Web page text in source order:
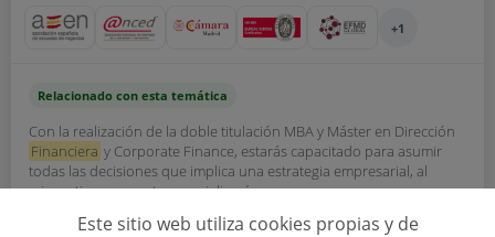
+1
Relacionado con esta temática
Con la realización de la doble titulación MBA y Máster en Dirección
Financiera y Corporate Finance, estarás capacitado para asumir
todas las decisiones que implica una estrategia empresarial, al
mismo tiempo que te especializarás...
Este sitio web utiliza cookies propias y de